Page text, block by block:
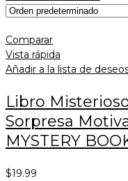
Comparar
Vista rápida
Añadir a la lista de
Libro
Sorpresa
MYSTERY
$19.99